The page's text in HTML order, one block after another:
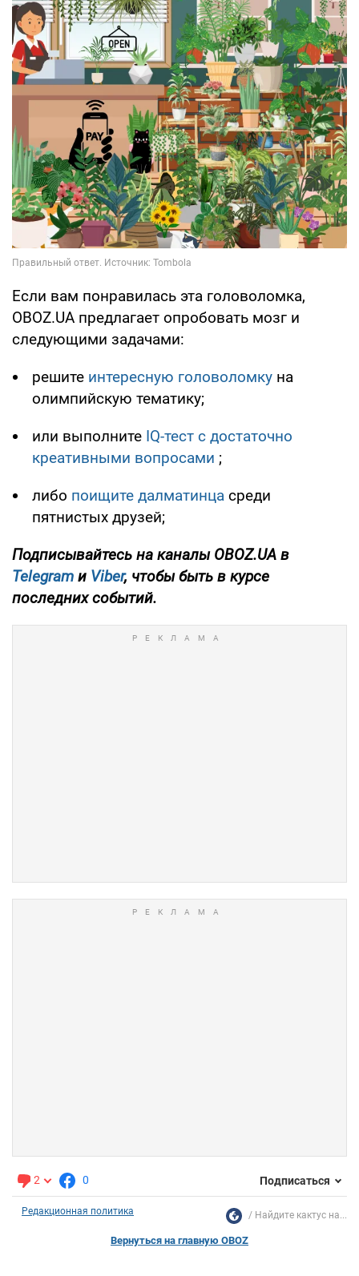
Если вам понравилась эта головоломка,
OBOZ.UA предлагает опробовать мозг и
следующими задачами:
решите интересную головоломку на
олимпийскую тематику;
или выполните IQ-тест с достаточно
креативными вопросами ;
либо поищите далматинца среди
пятнистых друзей;
Подписывайтесь на каналы OBOZ.UA в
Telegram и Viber, чтобы быть в курсе
последних событий.
2 0 Подписаться
Редакционная политика Найдите кактус на...
Вернуться на главную OBOZ